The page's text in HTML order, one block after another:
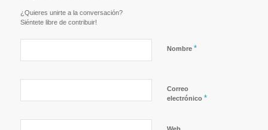
¿Quieres unirte a la conversación?
Siéntete libre de contribuir!
Nombre *
Correo
electrónico *